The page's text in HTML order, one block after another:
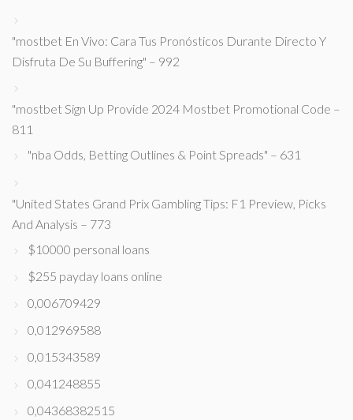
"mostbet En Vivo: Cara Tus Pronósticos Durante Directo Y
Disfruta De Su Buffering" – 992
"mostbet Sign Up Provide 2024 Mostbet Promotional Code –
811
"nba Odds, Betting Outlines & Point Spreads" – 631
"United States Grand Prix Gambling Tips: F1 Preview, Picks
And Analysis – 773
$10000 personal loans
$255 payday loans online
0,006709429
0,012969588
0,015343589
0,041248855
0,04368382515